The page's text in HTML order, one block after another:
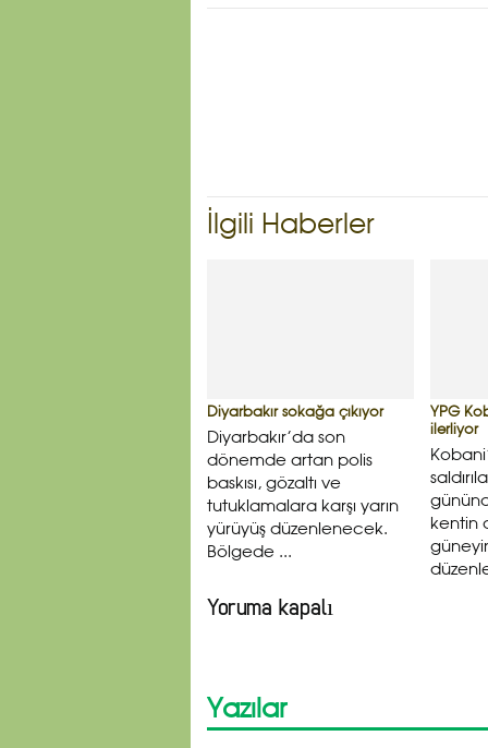
İlgili Haberler
Diyarbakır sokağa çıkıyor
Diyarbakır’da son
dönemde artan polis
baskısı, gözaltı ve
tutuklamalara karşı yarın
yürüyüş düzenlenecek.
Bölgede ...
YPG
ilerliyor
kentin
Yoruma kapalı
Yazılar